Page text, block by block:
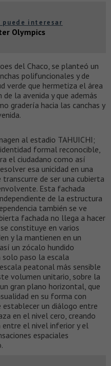
puede interesar
Olympics
del Chaco, se planteó un
polifuncionales y de
verde que hermetiza el área
la avenida y que además
gradería hacia las canchas y
al estadio TAHUICHI;
formal reconocible,
el ciudadano como así
esa unicidad en una
de ser una cubierta
Esta fachada
de la estructura
también se ve
fachada no llega a hacer
constituye en varios
y la mantienen en un
un zócalo hundido
solo paso la escala
peatonal más sensible
volumen unitario, sobre la
gran plano horizontal, que
en su forma con
un diálogo entre
en el nivel cero, creando
entre el nivel inferior y el
espaciales